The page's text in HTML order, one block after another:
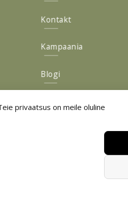
privaatsus on meile oluline
Kontakt
Kampaania
Blogi